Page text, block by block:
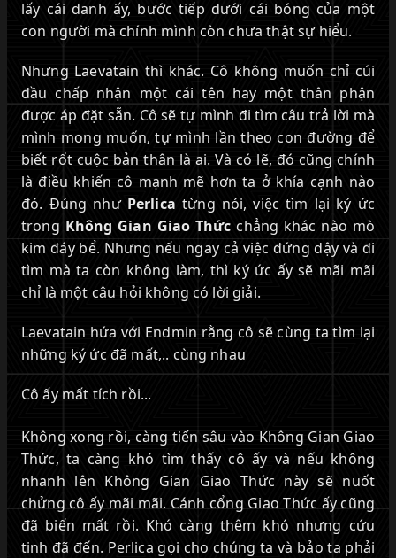
lấy cái danh ấy, bước tiếp dưới cái bóng của một
con người mà chính mình còn chưa thật sự hiểu.
Nhưng Laevatain thì khác. Cô không muốn chỉ cúi
đầu chấp nhận một cái tên hay một thân phận
được áp đặt sẵn. Cô sẽ tự mình đi tìm câu trả lời mà
mình mong muốn, tự mình lần theo con đường để
biết rốt cuộc bản thân là ai. Và có lẽ, đó cũng chính
là điều khiến cô mạnh mẽ hơn ta ở khía cạnh nào
đó. Đúng như Perlica từng nói, việc tìm lại ký ức
trong Không Gian Giao Thức chẳng khác nào mò
kim đáy bể. Nhưng nếu ngay cả việc đứng dậy và đi
tìm mà ta còn không làm, thì ký ức ấy sẽ mãi mãi
chỉ là một câu hỏi không có lời giải.
Laevatain hứa với Endmin rằng cô sẽ cùng ta tìm lại
những ký ức đã mất,.. cùng nhau
Cô ấy mất tích rồi...
Không xong rồi, càng tiến sâu vào Không Gian Giao
Thức, ta càng khó tìm thấy cô ấy và nếu không
nhanh lên Không Gian Giao Thức này sẽ nuốt
chửng cô ấy mãi mãi. Cánh cổng Giao Thức ấy cũng
đã biến mất rồi. Khó càng thêm khó nhưng cứu
tinh đã đến. Perlica gọi cho chúng ta và bảo ta phải